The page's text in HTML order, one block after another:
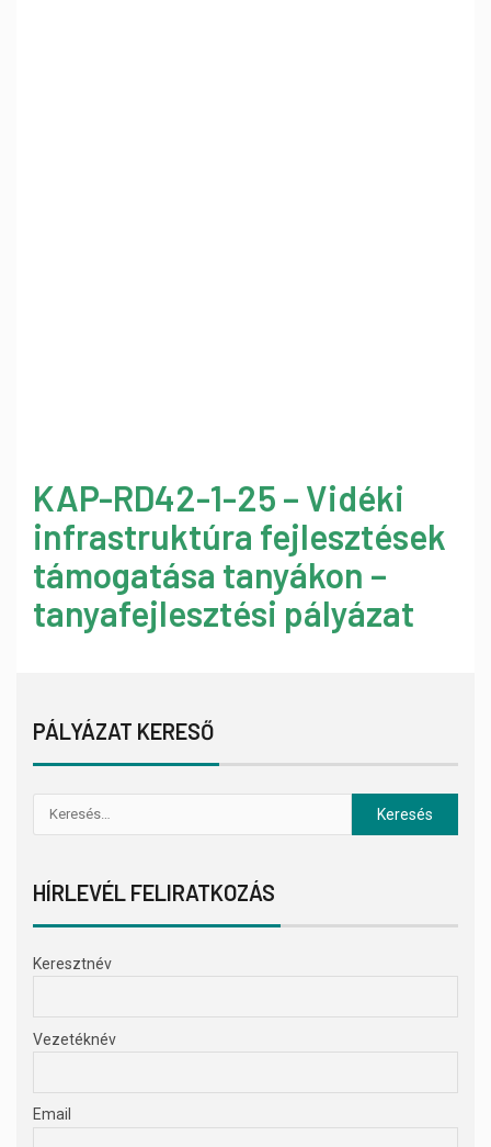
KAP-RD42-1-25 – Vidéki
infrastruktúra fejlesztések
támogatása tanyákon –
tanyafejlesztési pályázat
PÁLYÁZAT KERESŐ
HÍRLEVÉL FELIRATKOZÁS
Keresztnév
Vezetéknév
Email